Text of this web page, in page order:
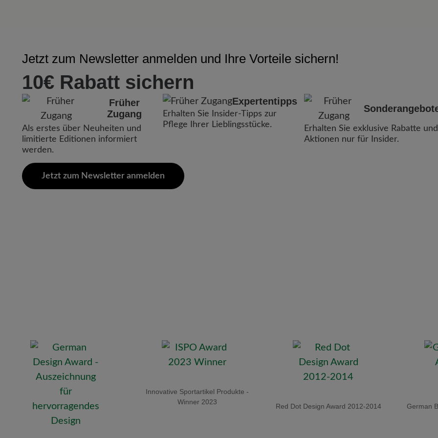
Jetzt zum Newsletter anmelden und Ihre Vorteile sichern!
10€ Rabatt sichern
Früher
Zugang
Als erstes über Neuheiten und
limitierte Editionen informiert
werden.
Expertentipps
Erhalten Sie Insider-Tipps zur
Pflege Ihrer Lieblingsstücke.
Erhalten Sie exklusive Rabatte und
Aktionen nur für Insider.
Jetzt zum Newsletter anmelden
Innovative Sportartikel Produkte -
Winner 2023
Red Dot Design Award 2012-2014 German